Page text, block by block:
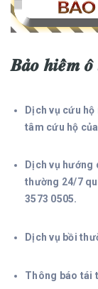
𝑩𝒂̉𝒐 𝒉𝒊𝒆̂̉𝒎 𝒐̂
Dịch vụ cứu
tâm cứu hộ
Dịch vụ hướng
thường 24/7
3573 0505.
Dịch vụ bồi
Thông báo tái